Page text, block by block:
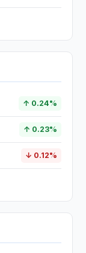
↑ 0.24%
↑ 0.23%
↓ 0.12%